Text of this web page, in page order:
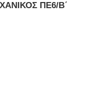
ΠΕ6/Β΄